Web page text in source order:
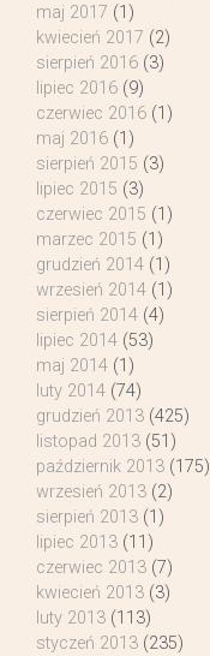
maj 2017 (1)
kwiecień 2017 (2)
sierpień 2016 (3)
lipiec 2016 (9)
czerwiec 2016 (1)
maj 2016 (1)
sierpień 2015 (3)
lipiec 2015 (3)
czerwiec 2015 (1)
marzec 2015 (1)
grudzień 2014 (1)
wrzesień 2014 (1)
sierpień 2014 (4)
lipiec 2014 (53)
maj 2014 (1)
luty 2014 (74)
grudzień 2013 (425)
listopad 2013 (51)
październik 2013 (175)
wrzesień 2013 (2)
sierpień 2013 (1)
lipiec 2013 (11)
czerwiec 2013 (7)
kwiecień 2013 (3)
luty 2013 (113)
styczeń 2013 (235)